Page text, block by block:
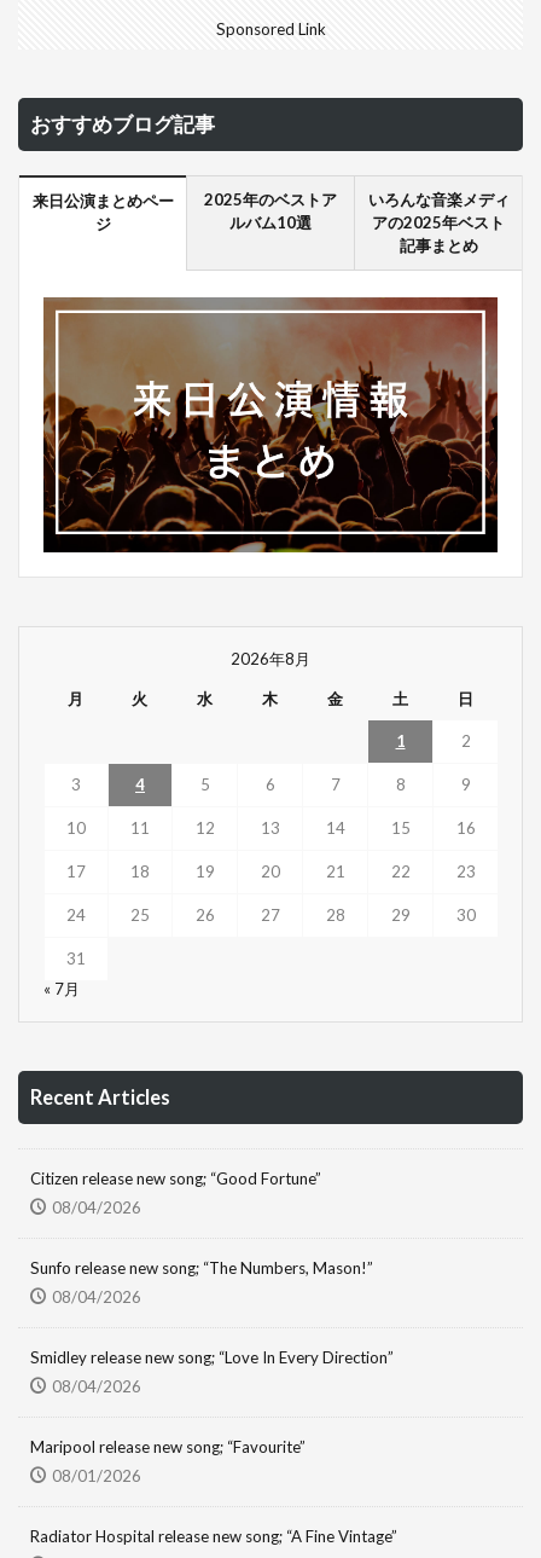
Sponsored Link
おすすめブログ記事
来日公演まとめペー
ジ
2025年のベストア
ルバム10選
いろんな音楽メディ
アの2025年ベスト
記事まとめ
2026年8月
月 火 水 木 金 土 日
1 2
3 4 5 6 7 8 9
10 11 12 13 14 15 16
17 18 19 20 21 22 23
24 25 26 27 28 29 30
31
« 7月
Recent Articles
Citizen release new song; “Good Fortune”
08/04/2026
Sunfo release new song; “The Numbers, Mason!”
08/04/2026
Smidley release new song; “Love In Every Direction”
08/04/2026
Maripool release new song; “Favourite”
08/01/2026
Radiator Hospital release new song; “A Fine Vintage”